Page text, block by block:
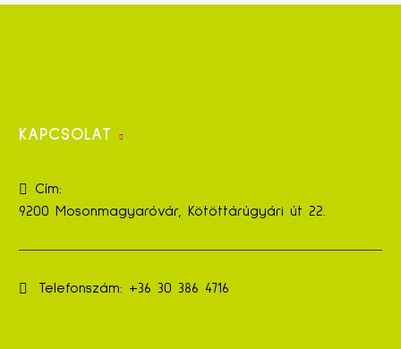
KAPCSOLAT
Cím:
9200 Mosonmagyaróvár, Kötöttárúgyári út 22.
Telefonszám: +36 30 386 4716